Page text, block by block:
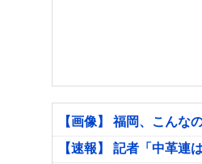
【画像】 福岡、こんな
【速報】 記者「中革